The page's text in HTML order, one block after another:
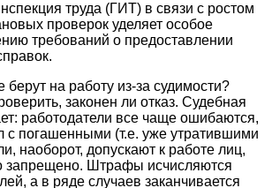
труда (ГИТ) в связи с ростом
проверок уделяет особое
требований о предоставлении
берут на работу из-за судимости?
законен ли отказ. Судебная
работодатели все чаще ошибаются,
с погашенными (т.е. уже утратившими
наоборот, допускают к работе лиц,
запрещено. Штрафы исчисляются
а в ряде случаев заканчивается